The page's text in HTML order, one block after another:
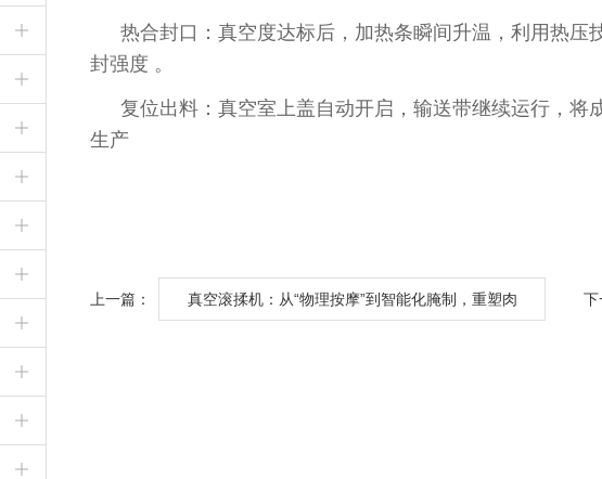
热合封口‌：真空度达标后，加热条瞬间升温，利用热
封强度 。
复位出料‌：真空室上盖自动开启，输送带继续运行，
生产
上一篇： 真空滚揉机：从“物理按摩”到智能化腌制，重塑肉 下